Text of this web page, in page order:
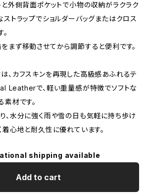
と外側背面ポケットで小物の収納がラクラク
ストラップでショルダーバッグまたはクロス
まず移動させてから調節すると便利です。
、カフスキンを再現した高級感あふれるテ
Leatherで、軽い重量感が特徴でソフトな
素材です。
、水分に強く雨や雪の日も気軽に持ち歩け
着心地と耐久性に優れています。
shipping available
Add to cart